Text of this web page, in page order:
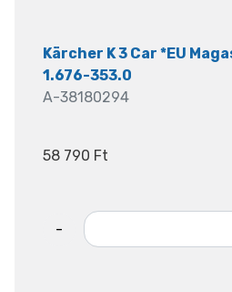
Kärcher K 3 Car *EU
1.676-353.0
A-38180294
58 790 Ft
-